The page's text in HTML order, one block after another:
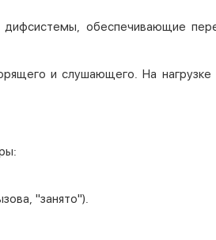
дифсистемы, обеспечивающие
и слушающего. На
"занято").